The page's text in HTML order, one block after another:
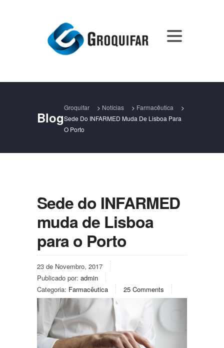
Blog
Groquifar > Notícias > Farmacêutica
>
Sede Do INFARMED Muda De Lisboa Para
O Porto
Sede do INFARMED
muda de Lisboa
para o Porto
23 de Novembro, 2017
Publicado por: admin
Categoria: Farmacêutica 25 Comments